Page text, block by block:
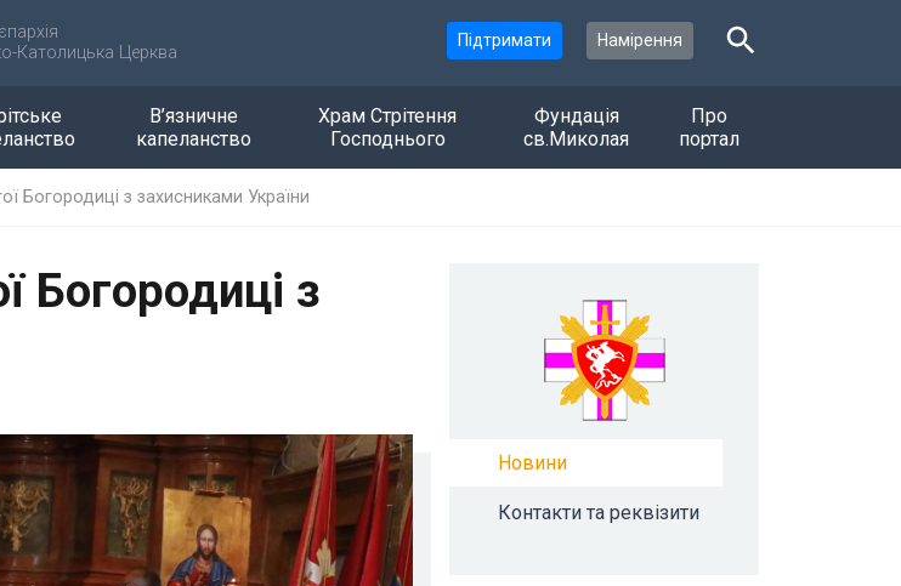
Католицька Церква
Підтримати Намірення
В’язничне
капеланство
Храм Стрітення
Господнього
Фундація
св.Миколая
Про
портал
Богородиці з захисниками України
Богородиці з
Новини
Контакти та реквізити